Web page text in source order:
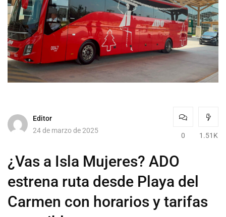
Editor
24 de marzo de 2025
0 1.51K
¿Vas a Isla Mujeres? ADO
estrena ruta desde Playa del
Carmen con horarios y tarifas